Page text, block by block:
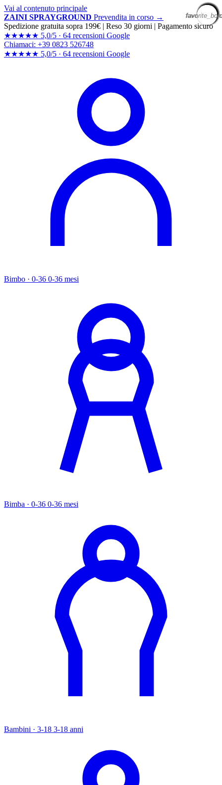
Vai al contenuto principale
ZAINI SPRAYGROUND Prevendita in corso →
Spedizione gratuita sopra 199€ | Reso 30 giorni | Pagamento sicuro
★★★★★ 5,0/5 · 64 recensioni Google
Chiamaci: +39 0823 526748
★★★★★ 5,0/5 · 64 recensioni Google
Bimbo · 0-36 0-36 mesi
Bimba · 0-36 0-36 mesi
Bambini · 3-18 3-18 anni